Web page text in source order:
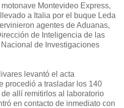
Montevideo Express,
a Italia por el buque Leda
agentes de Aduanas,
de Inteligencia de las
de Investigaciones
levantó el acta
procedió a trasladar los 140
allí remitirlos al laboratorio
en contacto de inmediato con